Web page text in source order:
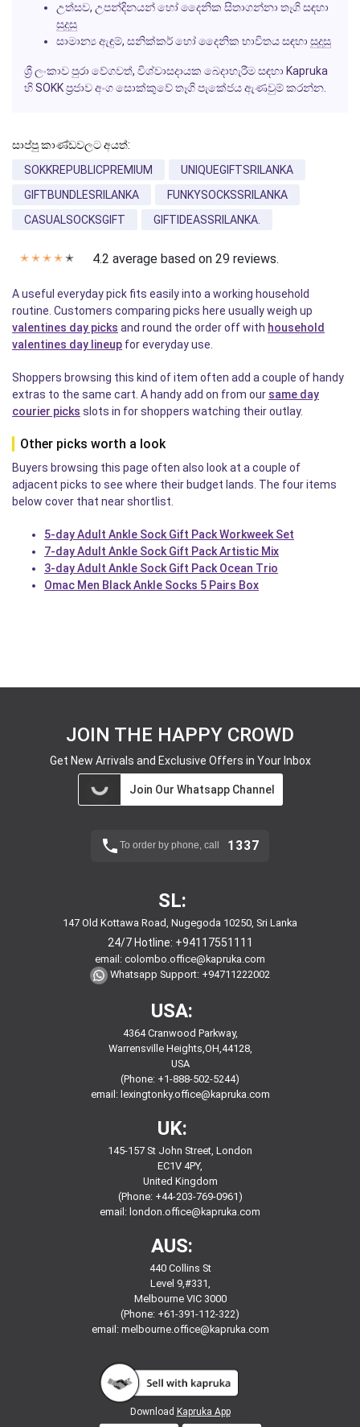
උත්සව, උපන්දිනයන් හෝ දෛනික සිතාගන්නා තෑගි සඳහා
සුදුසු
සාමාන්‍ය ඇඳුම්, සනික්කර් හෝ දෛනික භාවිතය සඳහා සුදුසු
ශ්‍රී ලංකාව පුරා වේගවත්, විශ්වාසදායක බෙදාහැරීම සඳහා Kapruka
හි SOKK ප්‍රජාව අංග සොක්කුවේ තෑගි පැකේජය ඇණවුම් කරන්න.
සාප්පු කාණ්ඩවලට අයත්:
SOKKREPUBLICPREMIUM
UNIQUEGIFTSRILANKA
GIFTBUNDLESRILANKA
FUNKYSOCKSSRILANKA
CASUALSOCKSGIFT
GIFTIDEASSRILANKA.
✭ ✭ ✭ ✭ ✭ 4.2 average based on 29 reviews.
A useful everyday pick fits easily into a working household
routine. Customers comparing picks here usually weigh up
valentines day picks and round the order off with household
valentines day lineup for everyday use.
Shoppers browsing this kind of item often add a couple of handy
extras to the same cart. A handy add on from our same day
courier picks slots in for shoppers watching their outlay.
Other picks worth a look
Buyers browsing this page often also look at a couple of
adjacent picks to see where their budget lands. The four items
below cover that near shortlist.
5-day Adult Ankle Sock Gift Pack Workweek Set
7-day Adult Ankle Sock Gift Pack Artistic Mix
3-day Adult Ankle Sock Gift Pack Ocean Trio
Omac Men Black Ankle Socks 5 Pairs Box
JOIN THE HAPPY CROWD
Get New Arrivals and Exclusive Offers in Your Inbox
Join Our Whatsapp Channel
To order by phone, call 1337
SL:
147 Old Kottawa Road, Nugegoda 10250, Sri Lanka
24/7 Hotline: +94117551111
email: colombo.office@kapruka.com
Whatsapp Support: +94711222002
USA:
4364 Cranwood Parkway,
Warrensville Heights,OH,44128,
USA
(Phone: +1-888-502-5244)
email: lexingtonky.office@kapruka.com
UK:
145-157 St John Street, London
EC1V 4PY,
United Kingdom
(Phone: +44-203-769-0961)
email: london.office@kapruka.com
AUS:
440 Collins St
Level 9,#331,
Melbourne VIC 3000
(Phone: +61-391-112-322)
email: melbourne.office@kapruka.com
Download Kapruka App